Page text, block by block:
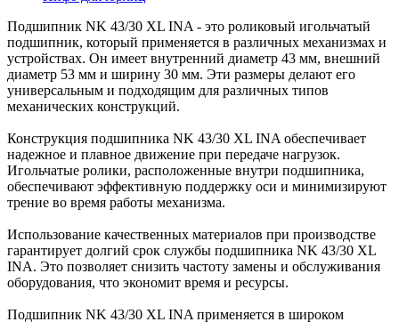
Подшипник NK 43/30 XL INA - это роликовый игольчатый
подшипник, который применяется в различных механизмах и
устройствах. Он имеет внутренний диаметр 43 мм, внешний
диаметр 53 мм и ширину 30 мм. Эти размеры делают его
универсальным и подходящим для различных типов
механических конструкций.
Конструкция подшипника NK 43/30 XL INA обеспечивает
надежное и плавное движение при передаче нагрузок.
Игольчатые ролики, расположенные внутри подшипника,
обеспечивают эффективную поддержку оси и минимизируют
трение во время работы механизма.
Использование качественных материалов при производстве
гарантирует долгий срок службы подшипника NK 43/30 XL
INA. Это позволяет снизить частоту замены и обслуживания
оборудования, что экономит время и ресурсы.
Подшипник NK 43/30 XL INA применяется в широком